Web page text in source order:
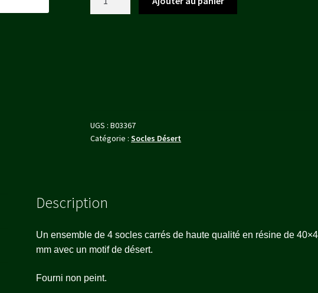
13,50 €.12,10 €.
UGS :B03367
Catégorie :Socles Désert
Description
Un ensemble de 4 socles carrés de haute qualité en résine de
mm avec un motif de désert.
Fourni non peint.